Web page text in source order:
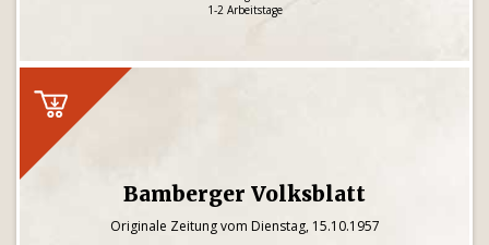
1-2 Arbeitstage
Bamberger Volksblatt
Originale Zeitung vom Dienstag, 15.10.1957